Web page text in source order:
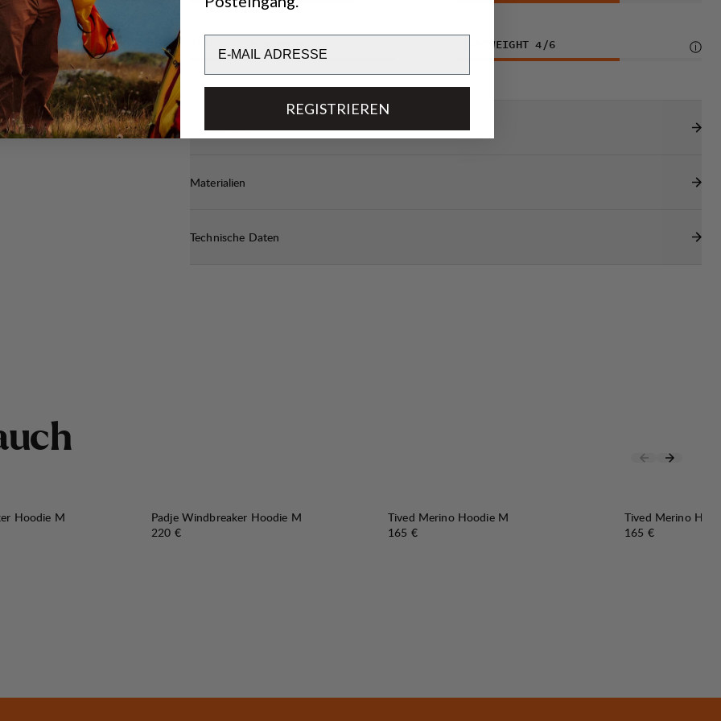
LIGHTWEIGHT 4 /6
Transparenz
Materialien
Technische Daten
uch
Hoodie M
Padje Windbreaker Hoodie M
Preis:
220 €
Tived Merino Hoodie M
Preis:
165 €
Tived Merino
Preis:
165 €
REGISTRIEREN